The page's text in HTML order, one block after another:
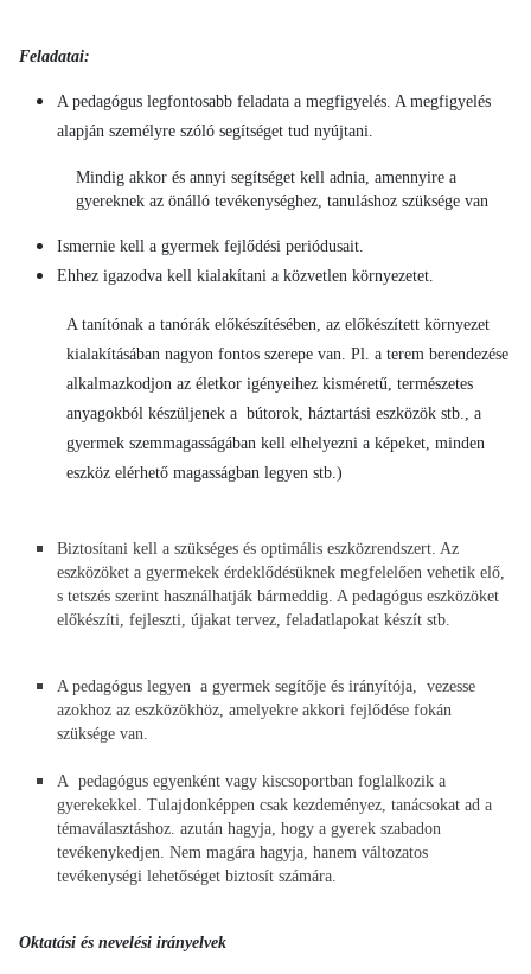
Feladatai:
A pedagógus legfontosabb feladata a megfigyelés. A megfigyelés
alapján személyre szóló segítsé­get tud nyújtani.
Mindig akkor és annyi segítséget kell adnia, amennyire a
gyereknek az önálló tevékenységhez, tanuláshoz szüksége van
Ismernie kell a gyermek fejlődési periódusait.
Ehhez igazodva kell kialakítani a közvetlen környezetet.
A tanítónak a tanórák előkészítésében, az előkészített környezet
kialakításában nagyon fontos szerepe van. Pl. a terem berendezése
alkalmazkodjon az életkor igényeihez kisméretű, természetes
anyagokból készüljenek a bútorok, háztartási eszközök stb., a
gyermek szemmagasságában kell elhelyezni a képeket, minden
eszköz elérhető magasságban legyen stb.)
Biztosítani kell a szükséges és optimális eszközrendszert. Az
eszközöket a gyermekek érdeklődésüknek megfelelően vehetik elő,
s tetszés szerint használhatják bármeddig. A pedagógus eszközöket
előkészíti, fejleszti, újakat tervez, feladatlapokat készít stb.
A pedagógus legyen a gyermek segítője és irányítója, vezesse
azokhoz az eszközökhöz, amelyekre akkori fejlődése fokán
szüksége van.
A pedagógus egyenként vagy kiscsoportban foglalkozik a
gyerekekkel. Tulajdonképpen csak kezdeményez, tanácsokat ad a
témaválasztáshoz. azután hagyja, hogy a gyerek szabadon
tevékenykedjen. Nem magára hagyja, hanem változatos
tevékenységi lehetőséget biztosít számára.
Oktatási és nevelési irányelvek